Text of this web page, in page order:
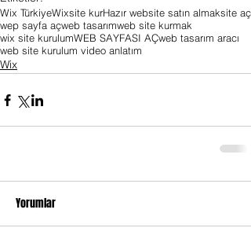
Wix TürkiyeWixsite kurHazır website satın almaksite aç
wep sayfa açweb tasarımweb site kurmak
wix site kurulumWEB SAYFASI AÇweb tasarım aracı
web site kurulum video anlatım
Wix
Yorumlar